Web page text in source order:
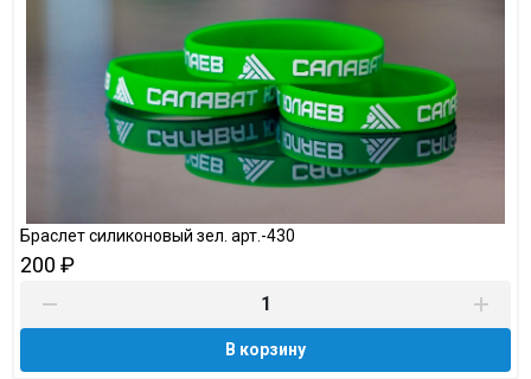
Браслет силиконовый зел. арт.-430
200 ₽
В корзину